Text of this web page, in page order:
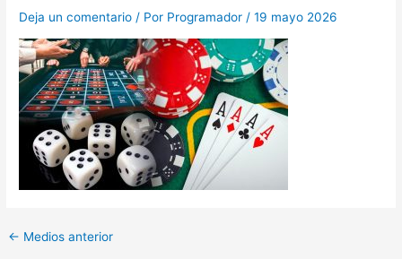
Deja un comentario / Por Programador /19 mayo 2026
← Medios anterior